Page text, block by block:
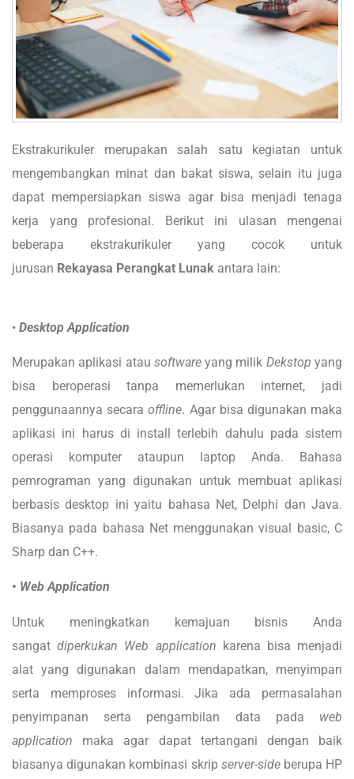
Ekstrakurikuler merupakan salah satu kegiatan untuk
mengembangkan minat dan bakat siswa, selain itu juga
dapat mempersiapkan siswa agar bisa menjadi tenaga
kerja yang profesional. Berikut ini ulasan mengenai
beberapa ekstrakurikuler yang cocok untuk
jurusan Rekayasa Perangkat Lunak antara lain:
• Desktop Application
Merupakan aplikasi atau softwareyang milik Dekstop yang
bisa beroperasi tanpa memerlukan internet, jadi
penggunaannya secaraoffline. Agar bisa digunakan maka
aplikasi ini harus di install terlebih dahulu pada sistem
operasi komputer ataupun laptop Anda. Bahasa
pemrograman yang digunakan untuk membuat aplikasi
berbasis desktop ini yaitu bahasa Net, Delphi dan Java.
Biasanya pada bahasa Net menggunakan visual basic, C
Sharp dan C++.
• Web Application
Untuk meningkatkan kemajuan bisnis Anda
sangatdiperkukan Web application karena bisa menjadi
alat yang digunakan dalam mendapatkan, menyimpan
serta memproses informasi. Jika ada permasalahan
penyimpanan serta pengambilan data pada web
application maka agar dapat tertangani dengan baik
biasanya digunakan kombinasi skrip server-sideberupa HP